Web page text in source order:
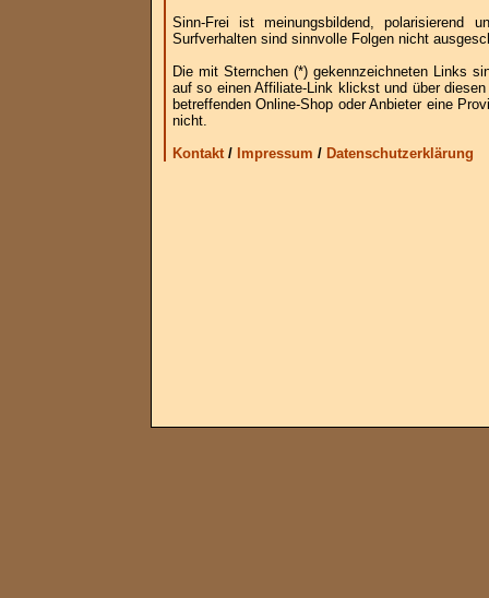
Sinn-Frei ist meinungsbildend, polarisierend
Surfverhalten sind sinnvolle Folgen nicht
Die mit Sternchen (*) gekennzeichneten Links
auf so einen Affiliate-Link klickst und über
betreffenden Online-Shop oder Anbieter eine
nicht.
Kontakt/ Impressum / Datenschutzerklärung